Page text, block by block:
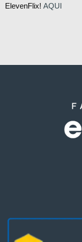
ElevenFlix! AQUI